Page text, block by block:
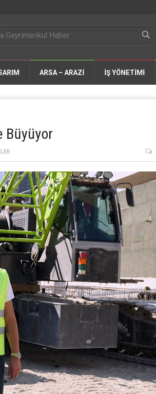
ARSA – ARAZİ İŞ YÖNETİMİ
Büyüyor